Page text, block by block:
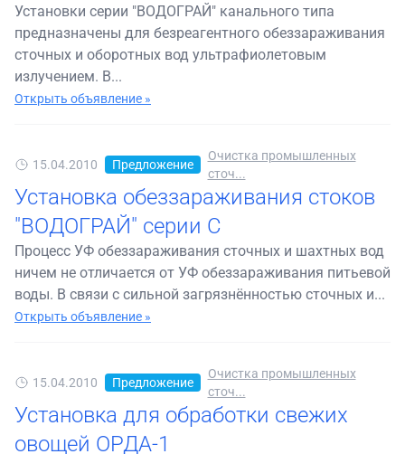
Установки серии "ВОДОГРАЙ" канального типа
предназначены для безреагентного обеззараживания
сточных и оборотных вод ультрафиолетовым
излучением. В...
Открыть объявление »
15.04.2010 Предложение
Очистка промышленных
сточ...
Установка обеззараживания стоков
"ВОДОГРАЙ" серии С
Процесс УФ обеззараживания сточных и шахтных вод
ничем не отличается от УФ обеззараживания питьевой
воды. В связи с сильной загрязнённостью сточных и...
Открыть объявление »
15.04.2010 Предложение
Очистка промышленных
сточ...
Установка для обработки свежих
овощей ОРДА-1